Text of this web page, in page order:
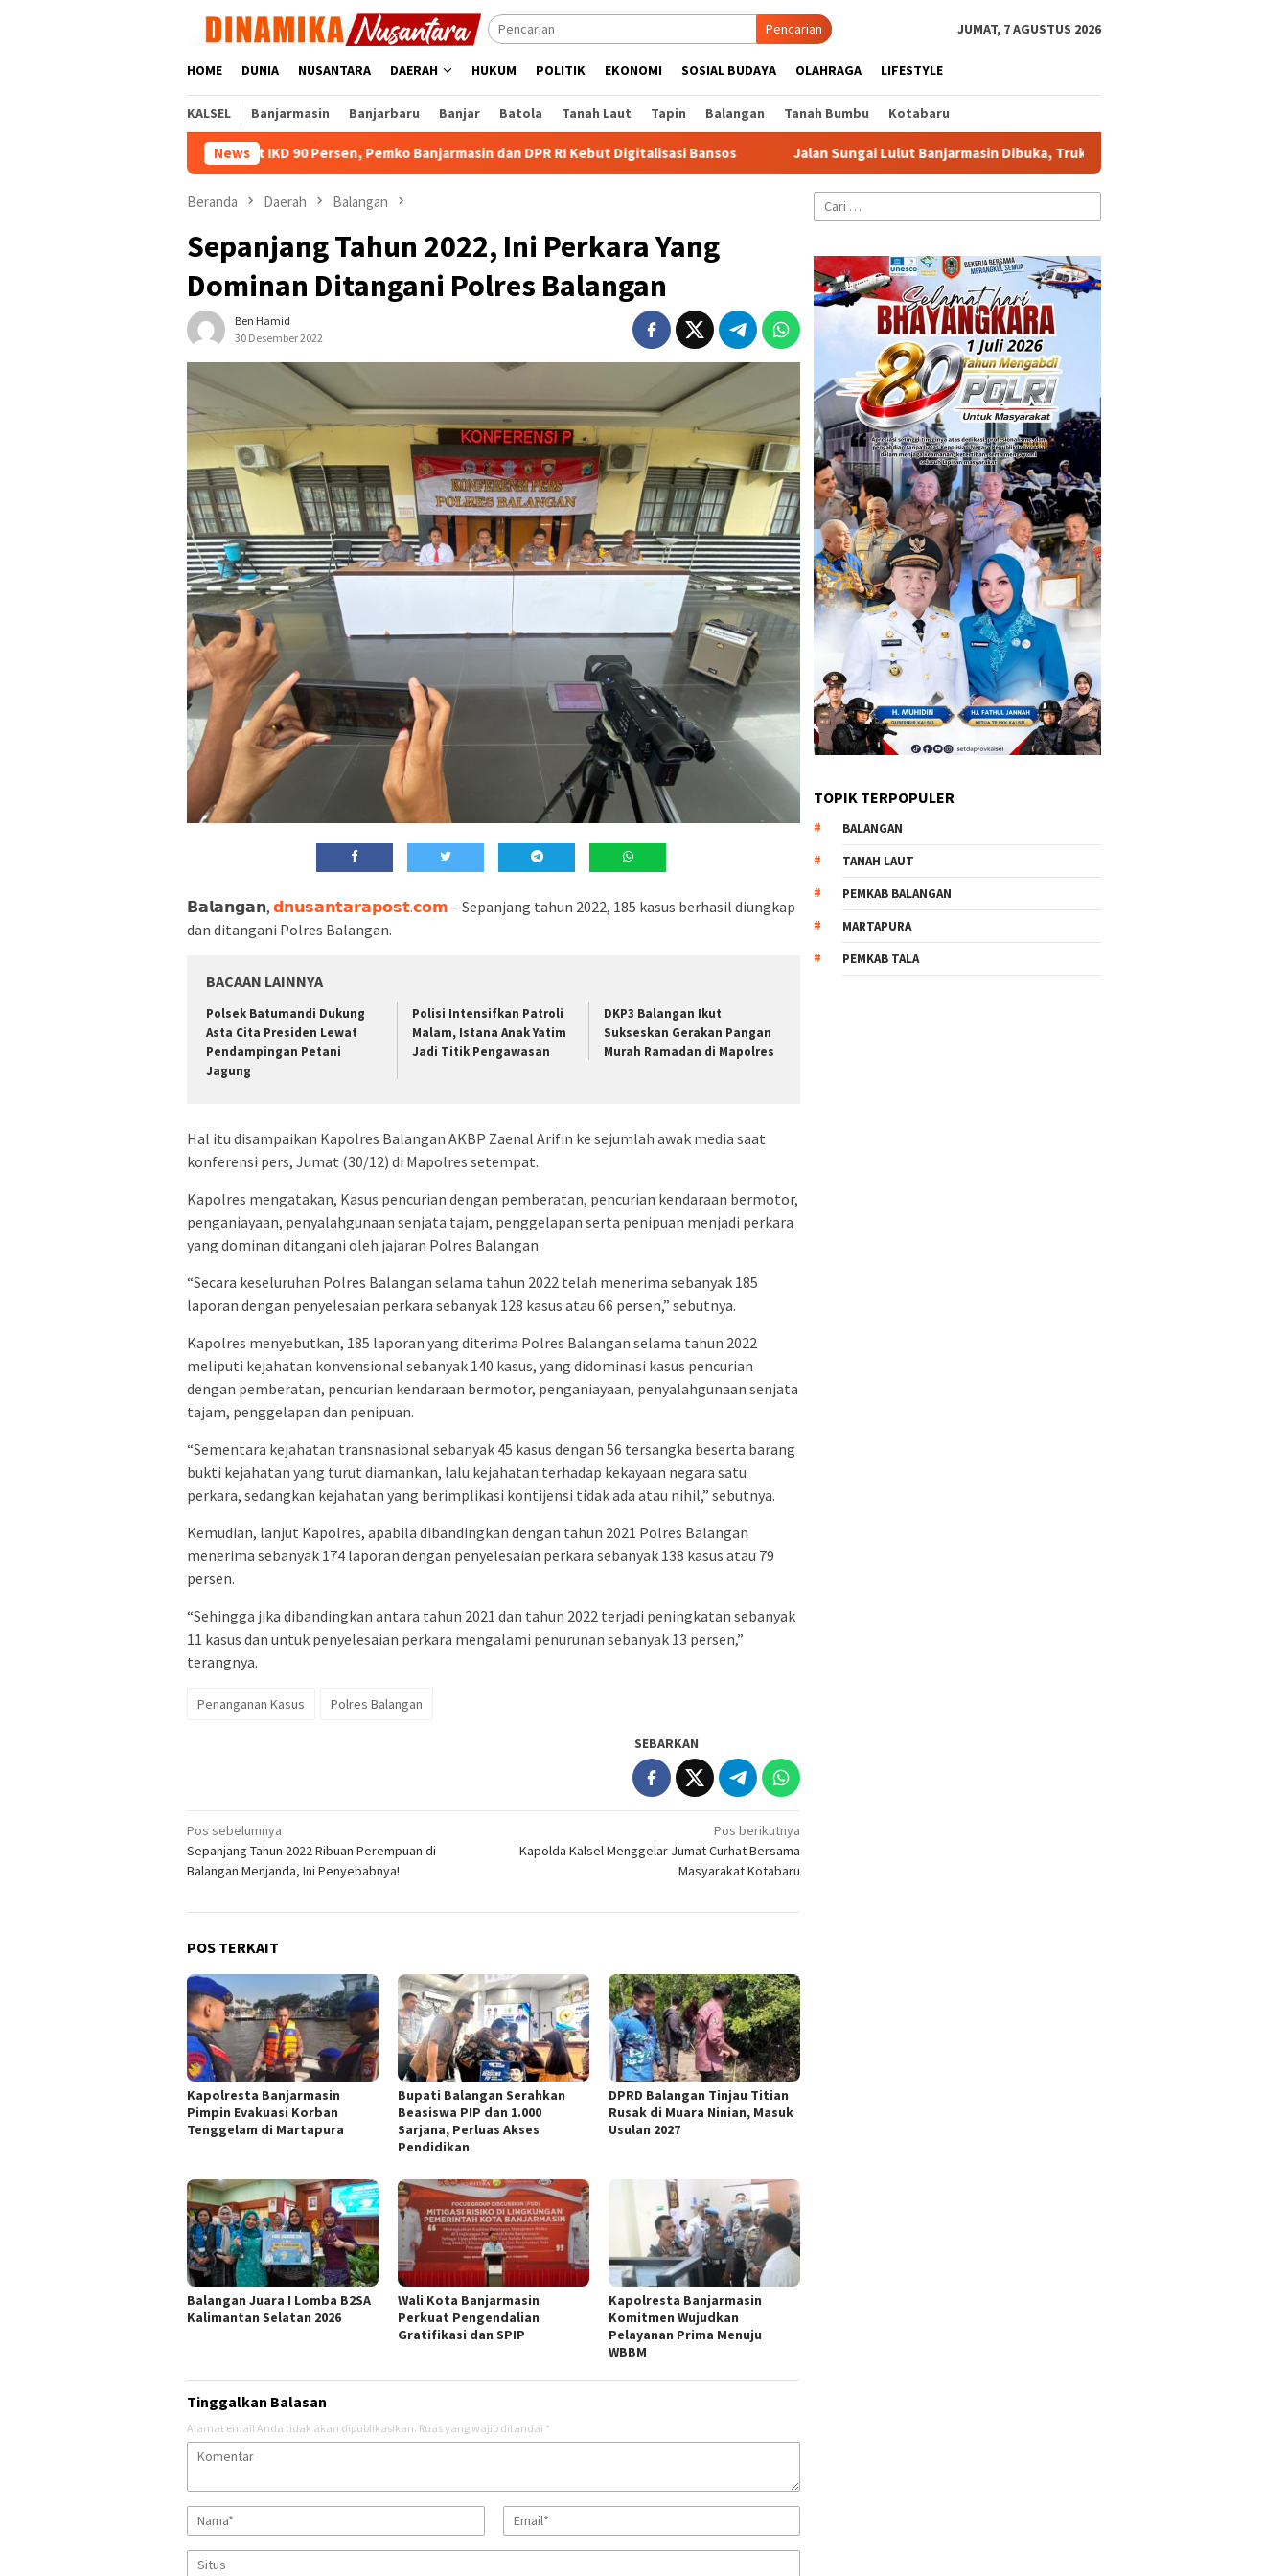
Pencarian JUMAT, 7 AGUSTUS 2026
HOME DUNIA NUSANTARA DAERAH HUKUM POLITIK EKONOMI SOSIAL BUDAYA OLAHRAGA LIFESTYLE
KALSEL Banjarmasin Banjarbaru Banjar Batola Tanah Laut Tapin Balangan Tanah Bumbu Kotabaru
News
Kejar Target IKD 90 Persen, Pemko Banjarmasin dan DPR RI Kebut Digitalisasi Bansos Jalan Sungai Lulut Banjarmasin Dibuka, Truk di Atas 6 Ton Dilarang
Beranda Daerah Balangan
Sepanjang Tahun 2022, Ini Perkara Yang
Dominan Ditangani Polres Balangan
Ben Hamid
30 Desember 2022
𝗕𝗮𝗹𝗮𝗻𝗴𝗮𝗻, 𝗱𝗻𝘂𝘀𝗮𝗻𝘁𝗮𝗿𝗮𝗽𝗼𝘀𝘁.𝗰𝗼𝗺 – Sepanjang tahun 2022, 185 kasus berhasil diungkap
dan ditangani Polres Balangan.
BACAAN LAINNYA
Polsek Batumandi Dukung
Asta Cita Presiden Lewat
Pendampingan Petani
Jagung
Polisi Intensifkan Patroli
Malam, Istana Anak Yatim
Jadi Titik Pengawasan
DKP3 Balangan Ikut
Sukseskan Gerakan Pangan
Murah Ramadan di Mapolres
Hal itu disampaikan Kapolres Balangan AKBP Zaenal Arifin ke sejumlah awak media saat
konferensi pers, Jumat (30/12) di Mapolres setempat.
Kapolres mengatakan, Kasus pencurian dengan pemberatan, pencurian kendaraan bermotor,
penganiayaan, penyalahgunaan senjata tajam, penggelapan serta penipuan menjadi perkara
yang dominan ditangani oleh jajaran Polres Balangan.
“Secara keseluruhan Polres Balangan selama tahun 2022 telah menerima sebanyak 185
laporan dengan penyelesaian perkara sebanyak 128 kasus atau 66 persen,” sebutnya.
Kapolres menyebutkan, 185 laporan yang diterima Polres Balangan selama tahun 2022
meliputi kejahatan konvensional sebanyak 140 kasus, yang didominasi kasus pencurian
dengan pemberatan, pencurian kendaraan bermotor, penganiayaan, penyalahgunaan senjata
tajam, penggelapan dan penipuan.
“Sementara kejahatan transnasional sebanyak 45 kasus dengan 56 tersangka beserta barang
bukti kejahatan yang turut diamankan, lalu kejahatan terhadap kekayaan negara satu
perkara, sedangkan kejahatan yang berimplikasi kontijensi tidak ada atau nihil,” sebutnya.
Kemudian, lanjut Kapolres, apabila dibandingkan dengan tahun 2021 Polres Balangan
menerima sebanyak 174 laporan dengan penyelesaian perkara sebanyak 138 kasus atau 79
persen.
“Sehingga jika dibandingkan antara tahun 2021 dan tahun 2022 terjadi peningkatan sebanyak
11 kasus dan untuk penyelesaian perkara mengalami penurunan sebanyak 13 persen,”
terangnya.
Penanganan Kasus Polres Balangan
SEBARKAN
Navigasi
pos
Pos sebelumnya
Sepanjang Tahun 2022 Ribuan Perempuan di
Balangan Menjanda, Ini Penyebabnya!
Pos berikutnya
Kapolda Kalsel Menggelar Jumat Curhat Bersama
Masyarakat Kotabaru
POS TERKAIT
Kapolresta Banjarmasin
Pimpin Evakuasi Korban
Tenggelam di Martapura
Bupati Balangan Serahkan
Beasiswa PIP dan 1.000
Sarjana, Perluas Akses
Pendidikan
DPRD Balangan Tinjau Titian
Rusak di Muara Ninian, Masuk
Usulan 2027
Balangan Juara I Lomba B2SA
Kalimantan Selatan 2026
Wali Kota Banjarmasin
Perkuat Pengendalian
Gratifikasi dan SPIP
Kapolresta Banjarmasin
Komitmen Wujudkan
Pelayanan Prima Menuju
WBBM
Tinggalkan Balasan
Alamat email Anda tidak akan dipublikasikan. Ruas yang wajib ditandai *
Cari
untuk:
TOPIK TERPOPULER
BALANGAN
TANAH LAUT
PEMKAB BALANGAN
MARTAPURA
PEMKAB TALA